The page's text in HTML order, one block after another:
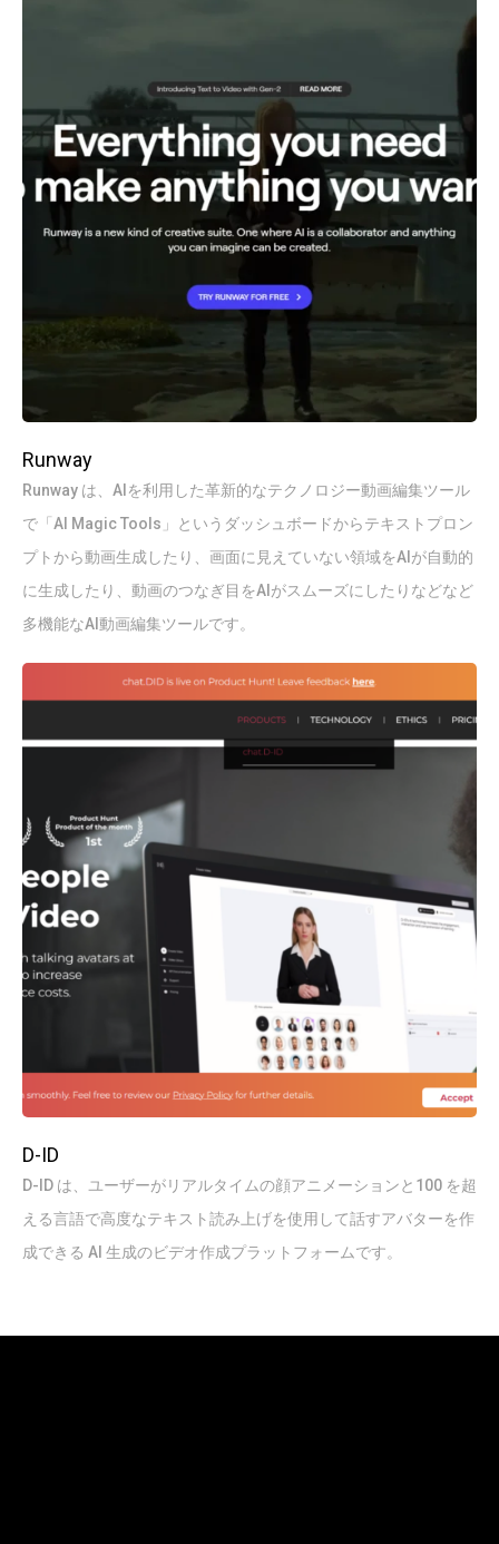
Runway
Runway は、AIを利用した革新的なテクノロジー動画編集ツール
で「AI Magic Tools」というダッシュボードからテキストプロン
プトから動画生成したり、画面に見えていない領域をAIが自動的
に生成したり、動画のつなぎ目をAIがスムーズにしたりなどなど
多機能なAI動画編集ツールです。
D-ID
D-ID は、ユーザーがリアルタイムの顔アニメーションと100 を超
える言語で高度なテキスト読み上げを使用して話すアバターを作
成できる AI 生成のビデオ作成プラットフォームです。